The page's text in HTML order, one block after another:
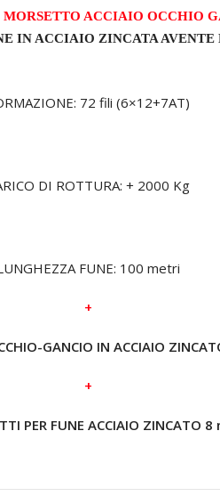
ACCIAIO OCCHIO
IN ACCIAIO ZINCATA AVENTE
72 fili (6×12+7AT)
DI ROTTURA: + 2000 Kg
FUNE: 100 metri
+
GANCIO IN ACCIAIO
+
PER FUNE ACCIAIO ZINCATO 8